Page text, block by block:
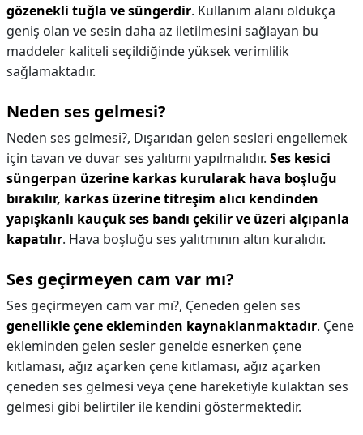
gözenekli tuğla ve süngerdir. Kullanım alanı oldukça
geniş olan ve sesin daha az iletilmesini sağlayan bu
maddeler kaliteli seçildiğinde yüksek verimlilik
sağlamaktadır.
Neden ses gelmesi?
Neden ses gelmesi?, Dışarıdan gelen sesleri engellemek
için tavan ve duvar ses yalıtımı yapılmalıdır. Ses kesici
süngerpan üzerine karkas kurularak hava boşluğu
bırakılır, karkas üzerine titreşim alıcı kendinden
yapışkanlı kauçuk ses bandı çekilir ve üzeri alçıpanla
kapatılır. Hava boşluğu ses yalıtmının altın kuralıdır.
Ses geçirmeyen cam var mı?
Ses geçirmeyen cam var mı?, Çeneden gelen ses
genellikle çene ekleminden kaynaklanmaktadır. Çene
ekleminden gelen sesler genelde esnerken çene
kıtlaması, ağız açarken çene kıtlaması, ağız açarken
çeneden ses gelmesi veya çene hareketiyle kulaktan ses
gelmesi gibi belirtiler ile kendini göstermektedir.